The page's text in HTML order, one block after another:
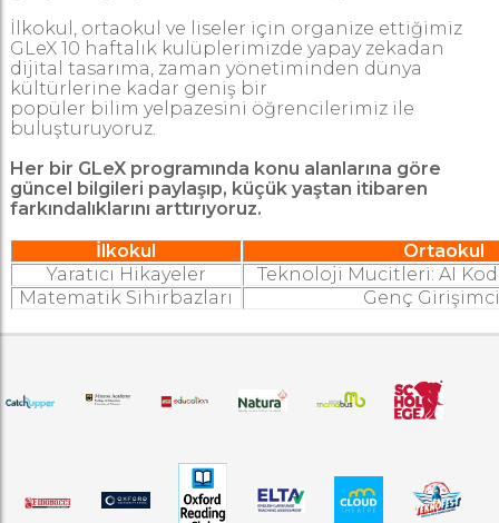
İlkokul, ortaokul ve liseler için organize ettiğimiz
GLeX 10 haftalık kulüplerimizde yapay zekadan
dijital tasarıma, zaman yönetiminden dünya
kültürlerine kadar geniş bir
popüler bilim yelpazesini öğrencilerimiz ile
buluşturuyoruz.
Her bir GLeX programında konu alanlarına göre
güncel bilgileri paylaşıp, küçük yaştan itibaren
farkındalıklarını arttırıyoruz.
İlkokul
Ortaokul
Yaratıcı Hikayeler
Teknoloji Mucitleri: AI
Matematik Sihirbazları
Genç